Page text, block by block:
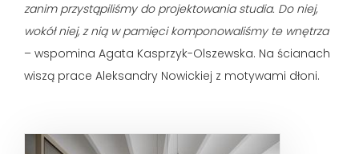
zanim przystąpiliśmy do projektowania studia. Do niej,
wokół niej, z nią w pamięci komponowaliśmy te wnętrza
– wspomina Agata Kasprzyk-Olszewska. Na ścianach
wiszą prace Aleksandry Nowickiej z motywami dłoni.